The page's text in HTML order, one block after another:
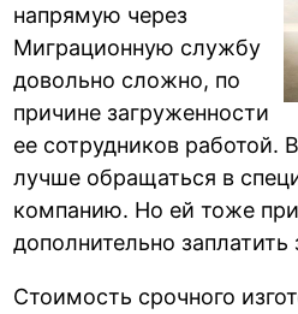
напрямую через
Миграционную службу
довольно сложно, по
причине загруженности
ее сотрудников работой.
лучше обращаться в
компанию. Но ей тоже
дополнительно заплатить
Стоимость срочного